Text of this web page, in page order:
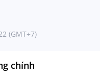
(GMT+7)
chính